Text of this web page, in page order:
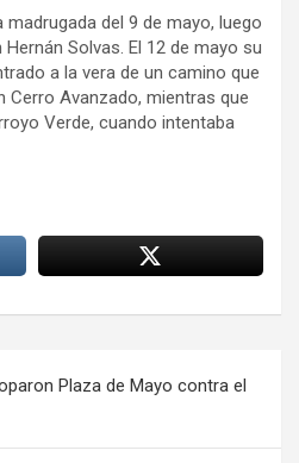
del 9 de mayo, luego
Solvas. El 12 de mayo su
a la vera de un camino que
Cerro Avanzado, mientras que
Verde, cuando intentaba
Plaza de Mayo contra el